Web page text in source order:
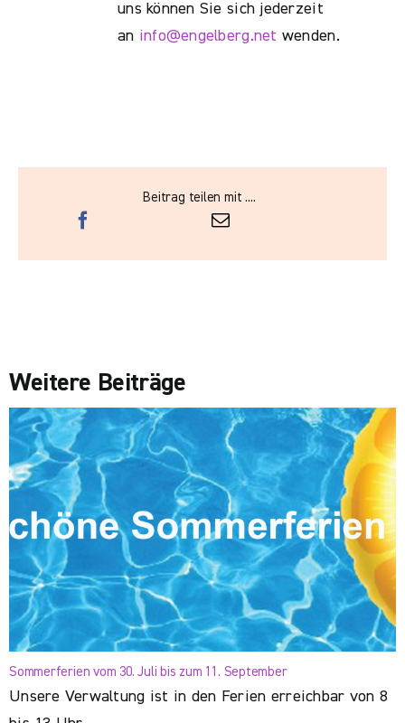
uns können Sie sich jederzeit
an info@engelberg.net wenden.
Beitrag teilen mit ....
Weitere Beiträge
Sommerferien vom 30. Juli bis zum 11. September
Unsere Verwaltung ist in den Ferien erreichbar von 8